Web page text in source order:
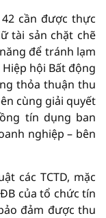
cần được thực
tài sản chặt chẽ
để tránh lạm
hội Bất động
thỏa thuận thu
cùng giải quyết
tín dụng ban
nghiệp – bên
các TCTD, mặc
của tổ chức tín
đảm được thu